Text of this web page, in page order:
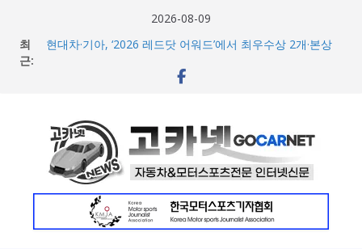
2026-08-09
최
근:
현대차·기아, ‘2026 레드닷 어워드’에서 최우수상 2개·본상
[신차] BMW, 8월 온라인 한정 에디션 3종 출시… 11일
이션 엔진’ 공개
벤틀리서울, 광주 신세계백화점에서 호남지역 최초 브랜드
팝업 오픈
BMW 레이디스 챔피언십 2026, 다양한 티켓 패키지 선보이
며 본격 대회 준비 돌입